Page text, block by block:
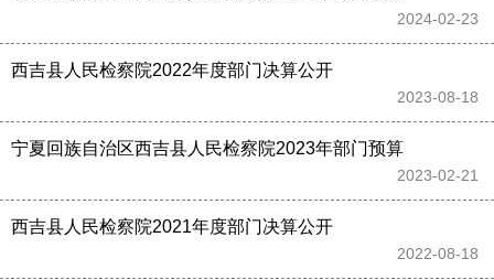
2024-02-23
西吉县人民检察院2022年度部门决算公开
2023-08-18
宁夏回族自治区西吉县人民检察院2023年部门预算
2023-02-21
西吉县人民检察院2021年度部门决算公开
2022-08-18